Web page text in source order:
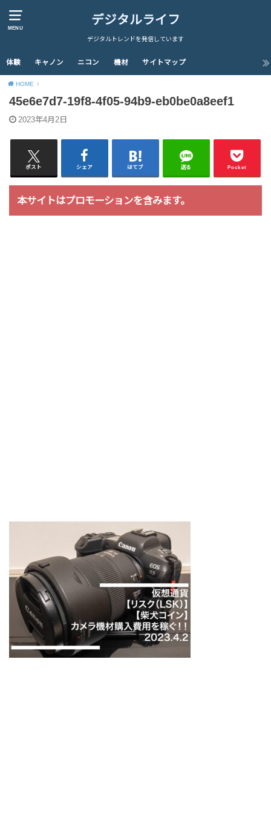
MENU
デジタルライフ
デジタルトレンドを発信しています
体験 キャノン ニコン 機材 サイトマップ
HOME
45e6e7d7-19f8-4f05-94b9-eb0be0a8eef1
2023年4月2日
ポスト シェア はてブ 送る Pocket
本サイトはプロモーションを含みます。